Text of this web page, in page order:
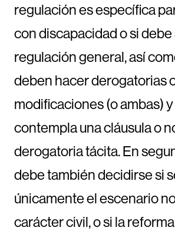
regulación es específica
con discapacidad o si debe
regulación general, así
deben hacer derogatorias
modificaciones (o ambas)
contempla una cláusula o
derogatoria tácita. En
debe también decidirse si
únicamente el escenario
carácter civil, o si la